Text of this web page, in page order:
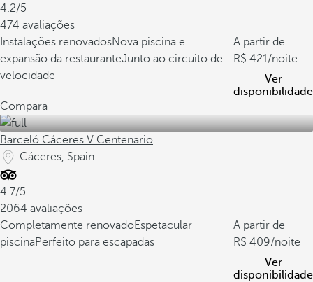
4.2/5
474 avaliações
Instalações renovadosNova piscina e
expansão da restauranteJunto ao circuito de
velocidade
A partir de
421/noite
Ver
disponibilidade
Compara
Barceló Cáceres V Centenario
Cáceres, Spain
4.7/5
2064 avaliações
Completamente renovadoEspetacular
piscinaPerfeito para escapadas
A partir de
409/noite
Ver
disponibilidade